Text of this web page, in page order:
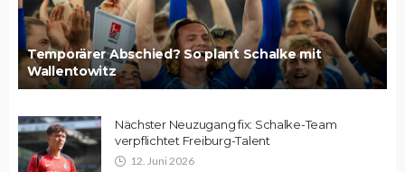
Temporärer Abschied? So plant Schalke mit
Wallentowitz
Nächster Neuzugang fix: Schalke-Team
verpflichtet Freiburg-Talent
12. Juni 2026